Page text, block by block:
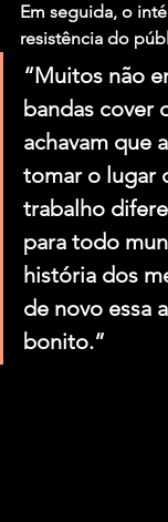
Em seguida, o
resistência do
“Muitos não
bandas cover
achavam que
tomar o lugar
trabalho
para todo
história dos
de novo essa
bonito.”